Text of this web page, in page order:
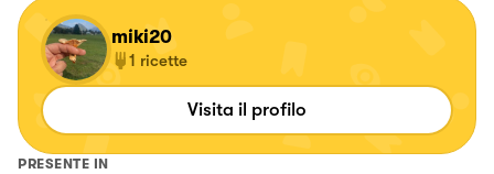
miki20
1 ricette
Visita il profilo
PRESENTE IN